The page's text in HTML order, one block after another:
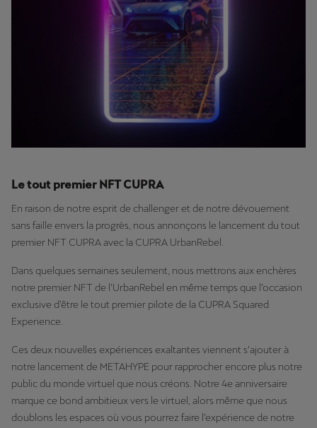
Le tout premier NFT CUPRA
En raison de notre esprit de challenger et de notre dévouement
sans faille envers la progrès, nous annonçons le lancement du tout
premier NFT CUPRA avec la CUPRA UrbanRebel.
Dans quelques semaines seulement, nous mettrons aux enchères
notre premier NFT de l’UrbanRebel en même temps que l’occasion
exclusive d’être le tout premier pilote de la CUPRA Squared
Experience.
Ces deux nouvelles expériences exaltantes viennent s’ajouter à
notre lancement de METAHYPE pour rapprocher encore plus notre
public du monde virtuel que nous créons. Notre 4e anniversaire
marque ce bond ambitieux vers le virtuel, alors même que nous
doublons les espaces où vous pourrez faire l’expérience de notre